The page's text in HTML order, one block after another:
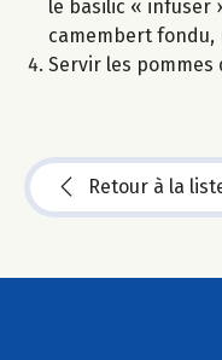
le basilic « infuser
camembert fondu,
Servir les
Retour à la